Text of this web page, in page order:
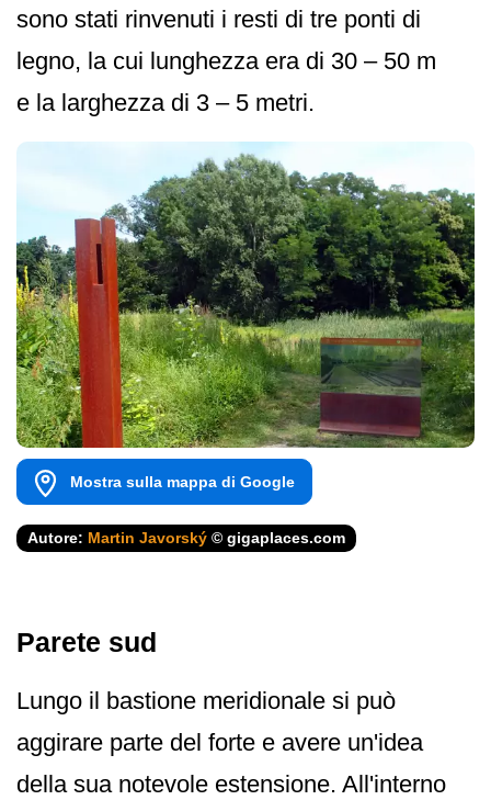
sono stati rinvenuti i resti di tre ponti di
legno, la cui lunghezza era di 30 – 50 m
e la larghezza di 3 – 5 metri.
Mostra sulla mappa di Google
Autore: Martin Javorský © gigaplaces.com
Parete sud
Lungo il bastione meridionale si può
aggirare parte del forte e avere un'idea
della sua notevole estensione. All'interno